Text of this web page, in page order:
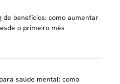
de benefícios: como aumentar
o primeiro mês
saúde mental: como